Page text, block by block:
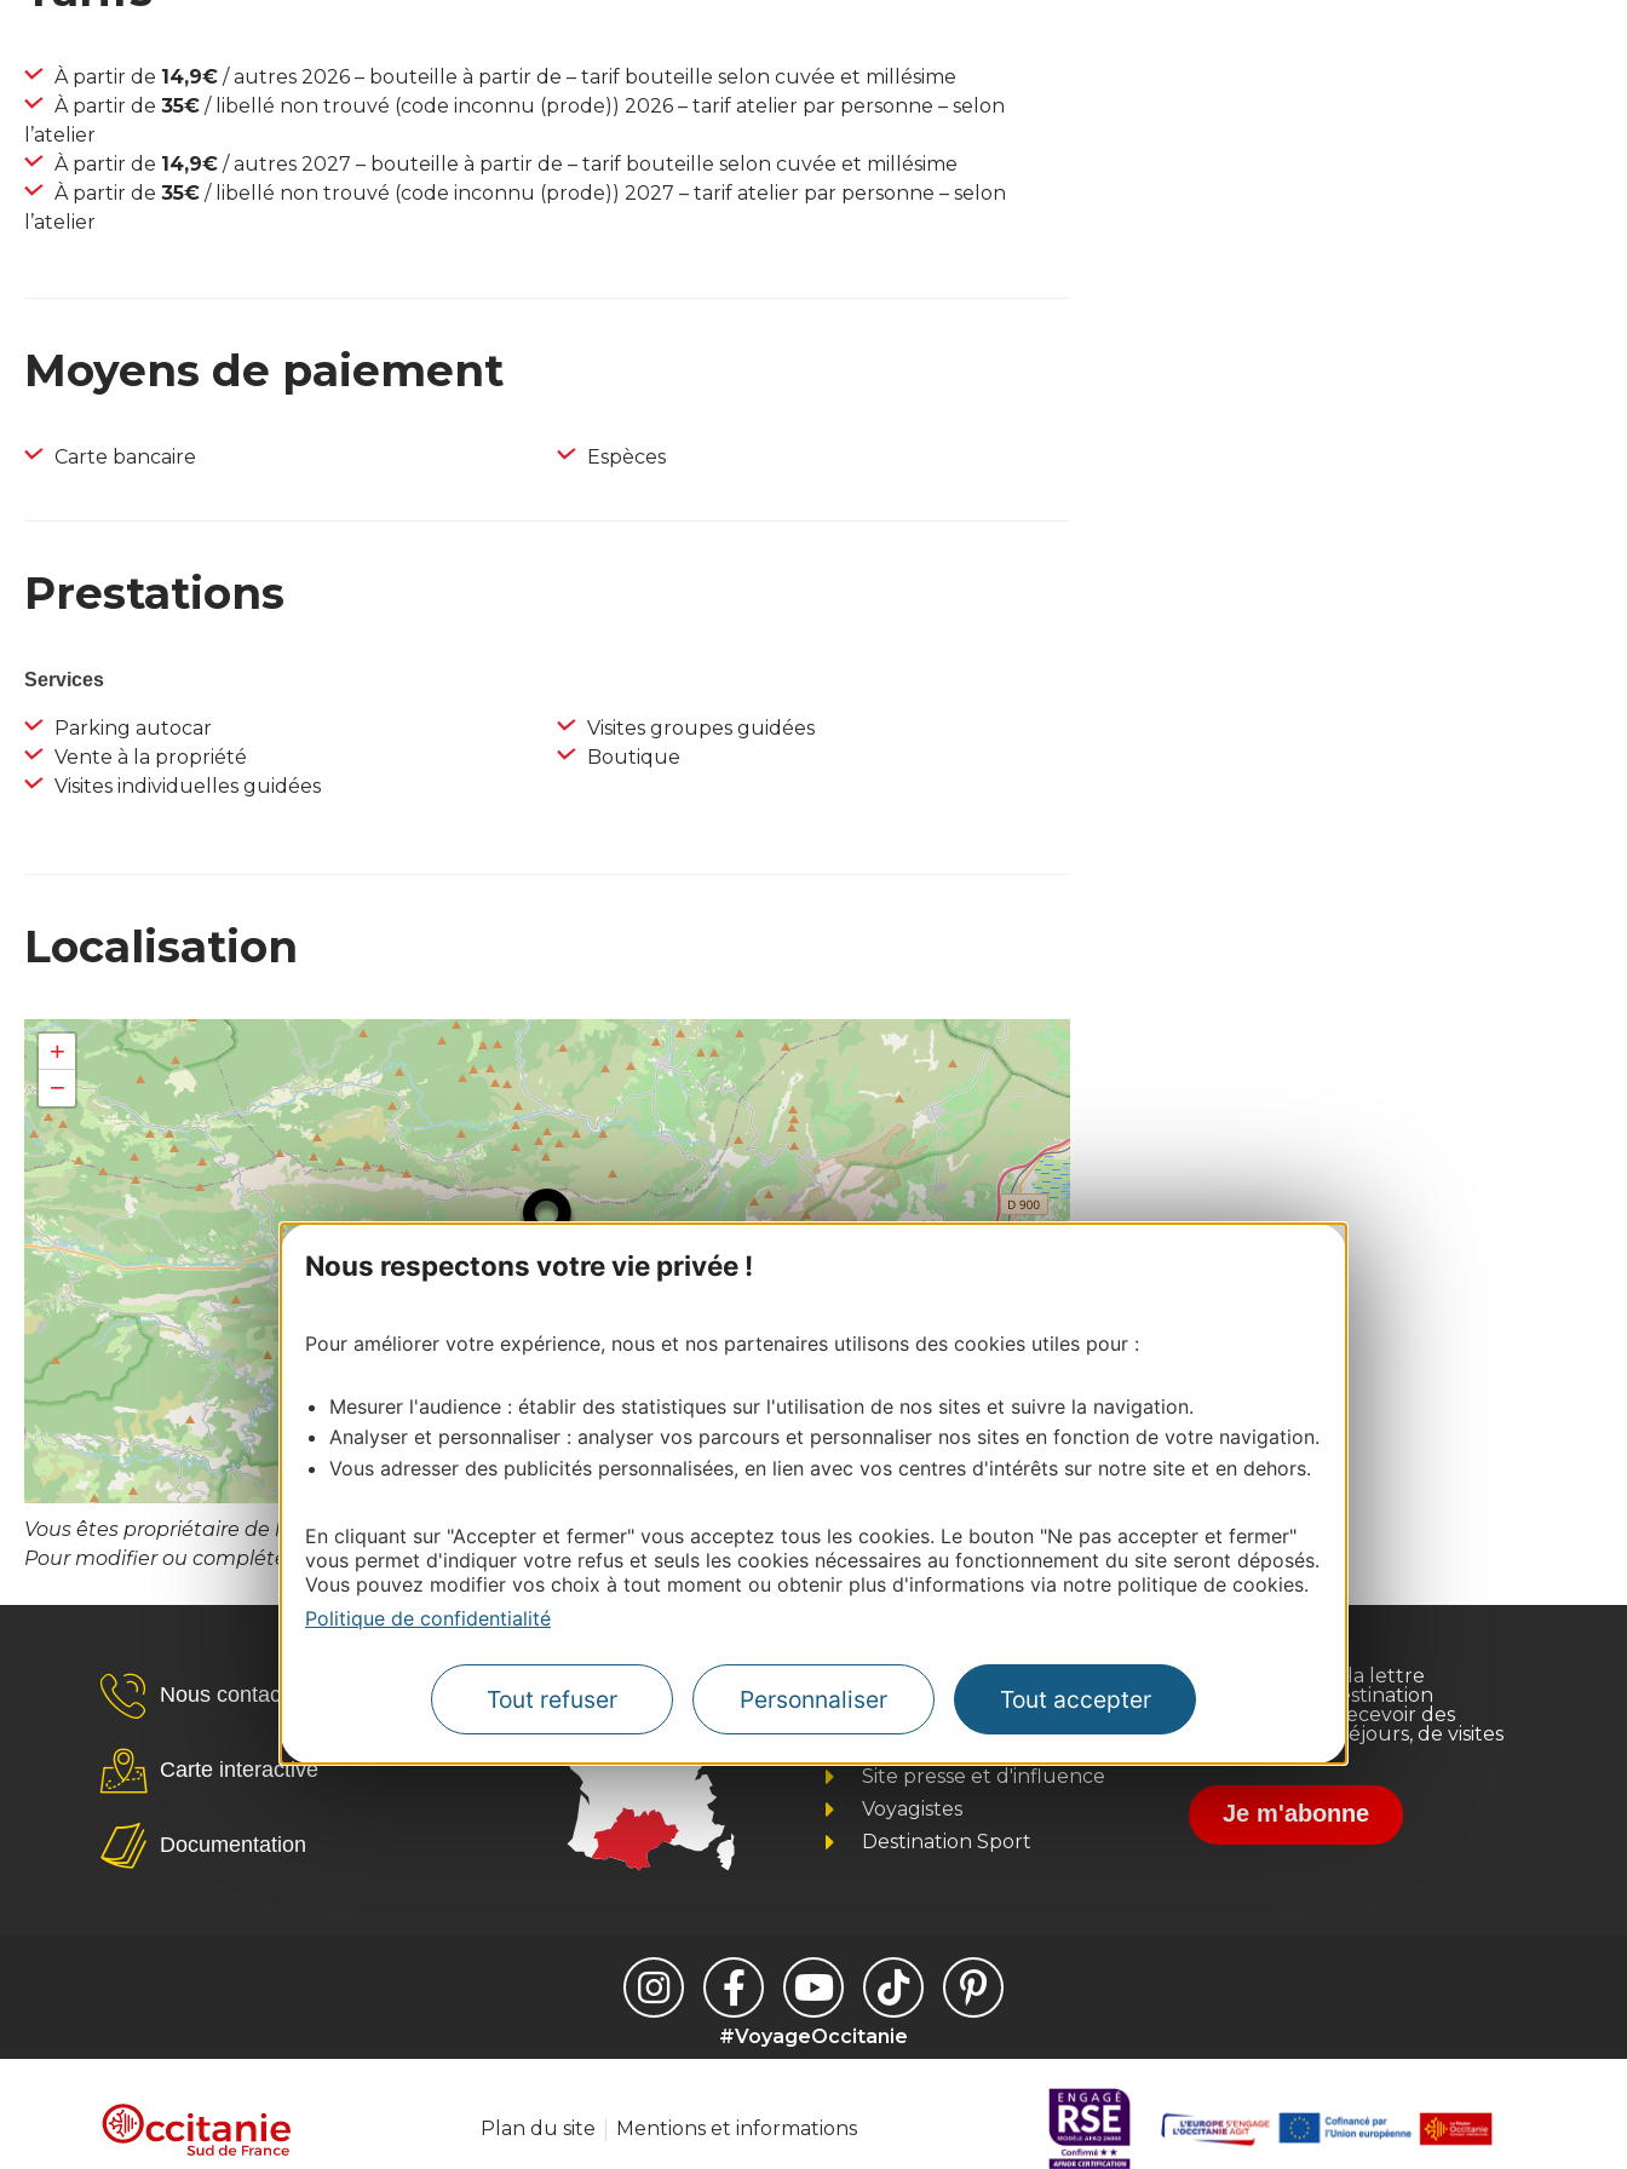
Nous respectons votre vie privée !
Pour améliorer votre expérience, nous et nos partenaires utilisons des cookies utiles pour :
Mesurer l'audience : établir des statistiques sur l'utilisation de nos sites et suivre la navigation.
Analyser et personnaliser : analyser vos parcours et personnaliser nos sites en fonction de votre navigation.
Vous adresser des publicités personnalisées, en lien avec vos centres d'intérêts sur notre site et en dehors.
En cliquant sur "Accepter et fermer" vous acceptez tous les cookies. Le bouton "Ne pas accepter et fermer"
vous permet d'indiquer votre refus et seuls les cookies nécessaires au fonctionnement du site seront déposés.
Vous pouvez modifier vos choix à tout moment ou obtenir plus d'informations via notre politique de cookies.
Politique de confidentialité
Tout refuser Personnaliser Tout accepter
À partir de 14,9€ / autres 2026 – bouteille à partir de – tarif bouteille selon cuvée et millésime
À partir de 35€ / libellé non trouvé (code inconnu (prode)) 2026 – tarif atelier par personne – selon
l’atelier
À partir de 14,9€ / autres 2027 – bouteille à partir de – tarif bouteille selon cuvée et millésime
À partir de 35€ / libellé non trouvé (code inconnu (prode)) 2027 – tarif atelier par personne – selon
l’atelier
Moyens de paiement
Carte bancaire Espèces
Prestations
Services
Parking autocar
Vente à la propriété
Visites individuelles guidées
Visites groupes guidées
Boutique
Localisation
+
−
Vous êtes propriétaire de l’établissement ou le gestionnaire de cette activité?
Pour modifier ou compléter cette fiche, merci de contacter l’ADT des Pyrénées-Orientales
Nous contacter
Carte interactive
Documentation
Thermalisme
Business/Mice
Site presse et d'influence
Voyagistes
Destination Sport
Inscrivez-vous à la lettre
d'information Destination
Occitanie pour recevoir des
suggestions de séjours, de visites
Je m'abonne
#VoyageOccitanie
Plan du site Mentions et informations